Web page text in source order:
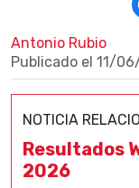
Antonio Rubio
Publicado el 11/
NOTICIA
Resultados
2026